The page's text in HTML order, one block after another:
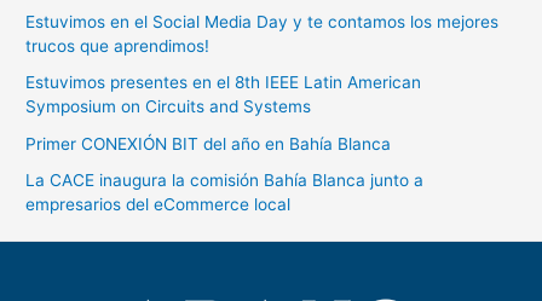
Estuvimos en el Social Media Day y te contamos los mejores
trucos que aprendimos!
Estuvimos presentes en el 8th IEEE Latin American
Symposium on Circuits and Systems
Primer CONEXIÓN BIT del año en Bahía Blanca
La CACE inaugura la comisión Bahía Blanca junto a
empresarios del eCommerce local